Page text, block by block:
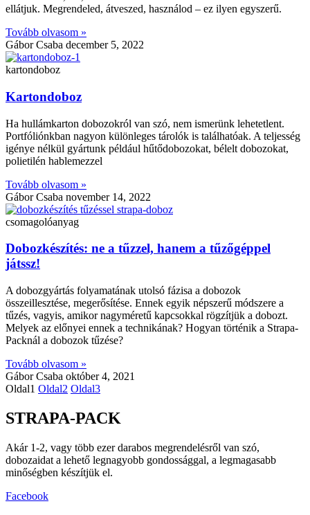
ellátjuk. Megrendeled, átveszed, használod – ez ilyen egyszerű.
Tovább olvasom »
Gábor Csaba december 5, 2022
kartondoboz
Kartondoboz
Ha hullámkarton dobozokról van szó, nem ismerünk lehetetlent.
Portfóliónkban nagyon különleges tárolók is találhatóak. A teljesség
igénye nélkül gyártunk például hűtődobozokat, bélelt dobozokat,
polietilén hablemezzel
Tovább olvasom »
Gábor Csaba november 14, 2022
csomagolóanyag
Dobozkészítés: ne a tűzzel, hanem a tűzőgéppel
játssz!
A dobozgyártás folyamatának utolsó fázisa a dobozok
összeillesztése, megerősítése. Ennek egyik népszerű módszere a
tűzés, vagyis, amikor nagyméretű kapcsokkal rögzítjük a dobozt.
Melyek az előnyei ennek a technikának? Hogyan történik a Strapa-
Packnál a dobozok tűzése?
Tovább olvasom »
Gábor Csaba október 4, 2021
Oldal1 Oldal2 Oldal3
STRAPA-PACK
Akár 1-2, vagy több ezer darabos megrendelésről van szó,
dobozaidat a lehető legnagyobb gondossággal, a legmagasabb
minőségben készítjük el.
Facebook